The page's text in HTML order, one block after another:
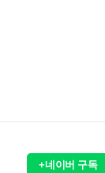
+네이버 구독